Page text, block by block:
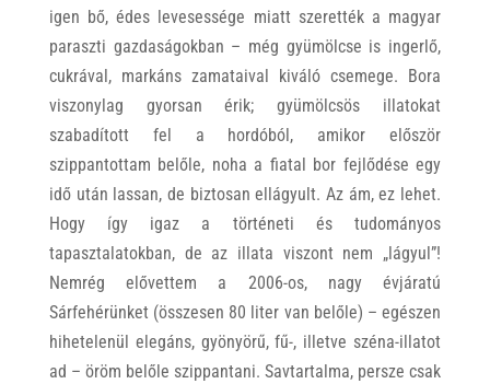
igen bő, édes levesessége miatt szerették a magyar
paraszti gazdaságokban – még gyümölcse is ingerlő,
cukrával, markáns zamataival kiváló csemege. Bora
viszonylag gyorsan érik; gyümölcsös illatokat
szabadított fel a hordóból, amikor először
szippantottam belőle, noha a fiatal bor fejlődése egy
idő után lassan, de biztosan ellágyult. Az ám, ez lehet.
Hogy így igaz a történeti és tudományos
tapasztalatokban, de az illata viszont nem „lágyul”!
Nemrég elővettem a 2006-os, nagy évjáratú
Sárfehérünket (összesen 80 liter van belőle) – egészen
hihetelenül elegáns, gyönyörű, fű-, illetve széna-illatot
ad – öröm belőle szippantani. Savtartalma, persze csak